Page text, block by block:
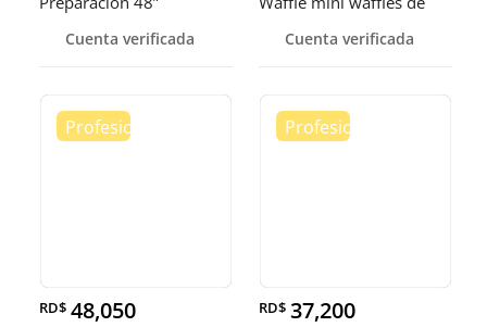
Cuenta verificada Cuenta verificada
RD$ 48,050 RD$ 37,200